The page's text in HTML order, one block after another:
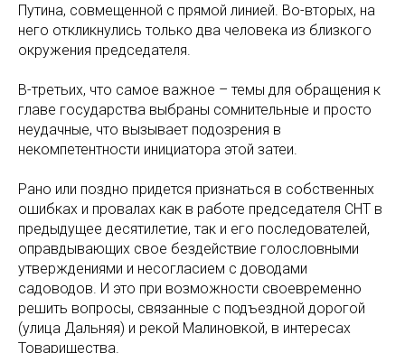
Путина, совмещенной с прямой линией. Во-вторых, на
него откликнулись только два человека из близкого
окружения председателя.
В-третьих, что самое важное – темы для обращения к
главе государства выбраны сомнительные и просто
неудачные, что вызывает подозрения в
некомпетентности инициатора этой затеи.
Рано или поздно придется признаться в собственных
ошибках и провалах как в работе председателя СНТ в
предыдущее десятилетие, так и его последователей,
оправдывающих свое бездействие голословными
утверждениями и несогласием с доводами
садоводов. И это при возможности своевременно
решить вопросы, связанные с подъездной дорогой
(улица Дальняя) и рекой Малиновкой, в интересах
Товарищества.